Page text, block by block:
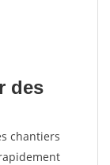
des
chantiers